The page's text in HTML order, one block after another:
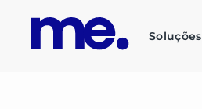
Soluções